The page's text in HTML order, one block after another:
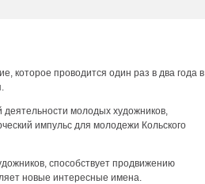
которое проводится один раз в два года в
молодых художников,
импульс для молодежи Кольского
способствует продвижению
новые интересные имена.